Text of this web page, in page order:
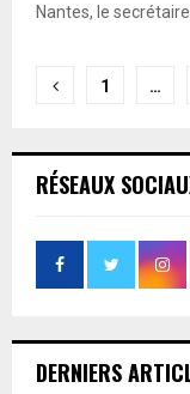
Nantes, le secrétaire
Pagination
1 …
RÉSEAUX
DERNIERS